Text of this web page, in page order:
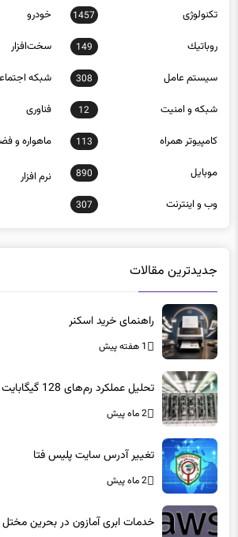
روباتيك 149 سخت‌افزار
سيستم عامل 308 شبكه اجتماعی
شبكه و امنيت 12 فناوری
كامپيوتر همراه 113 ماهواره و فضا
موبايل 890
وب و اينترنت 307
راهنمای خرید اسکنر
1 هفته پیش
2 ماه پیش
2 ماه پیش
2 ماه پیش